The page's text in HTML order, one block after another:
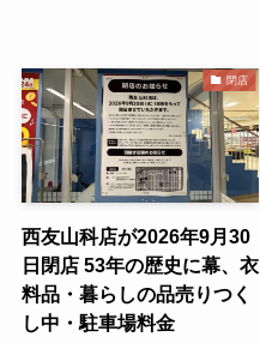
閉店
西友山科店が2026年9月30
日閉店 53年の歴史に幕、衣
料品・暮らしの品売りつく
し中・駐車場料金